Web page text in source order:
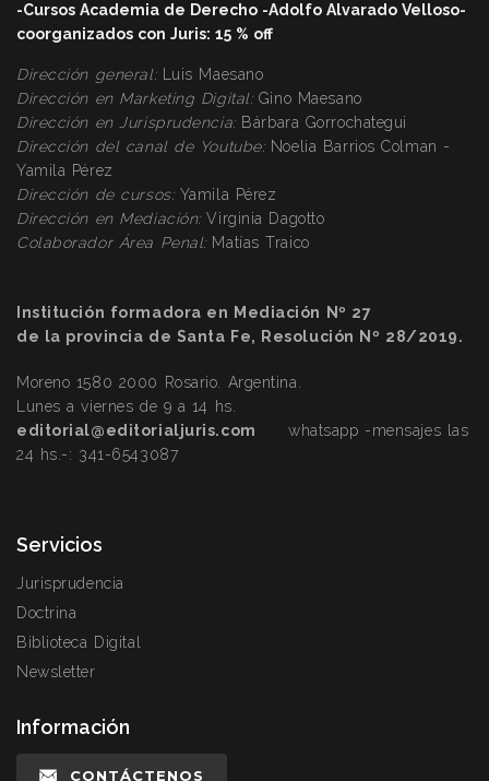
-Cursos Academia de Derecho -Adolfo Alvarado Velloso-
coorganizados con Juris: 15 % off
Dirección general:Luis Maesano
Dirección en Marketing Digital:Gino Maesano
Dirección en Jurisprudencia:Bárbara Gorrochategui
Dirección del canal de Youtube: Noelia Barrios Colman -
Yamila Pérez
Dirección de cursos: Yamila Pérez
Dirección en Mediación:Virginia Dagotto
Colaborador Área Penal:Matías Traico
Institución formadora en Mediación Nº 27
de la provincia de Santa Fe, Resolución Nº 28/2019.
Moreno 1580 2000 Rosario. Argentina.
Lunes a viernes de 9 a 14 hs.
editorial@editorialjuris.com
whatsapp -mensajes las
24 hs.-: 341-6543087
Servicios
Jurisprudencia
Doctrina
Biblioteca Digital
Newsletter
Información
CONTÁCTENOS